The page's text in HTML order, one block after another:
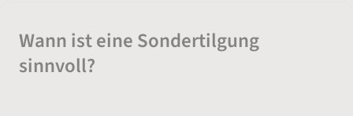
Wann ist eine Sondertilgung
sinnvoll?